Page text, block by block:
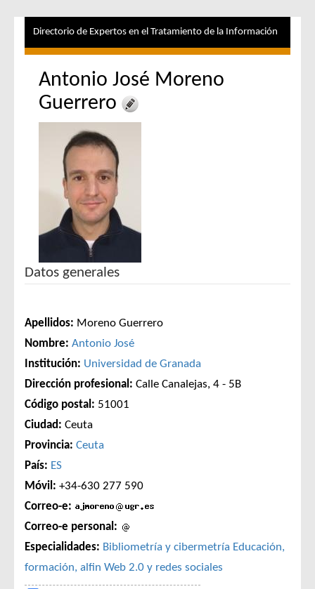
Directorio de Expertos en el Tratamiento de la Información
Antonio José Moreno
Guerrero
Datos generales
Apellidos: Moreno Guerrero
Nombre: Antonio José
Institución: Universidad de Granada
Dirección profesional: Calle Canalejas, 4 - 5B
Código postal: 51001
Ciudad: Ceuta
Provincia: Ceuta
País: ES
Móvil: +34-630 277 590
Correo-e:
Correo-e personal:
Especialidades: Bibliometría y cibermetría Educación,
formación, alfin Web 2.0 y redes sociales